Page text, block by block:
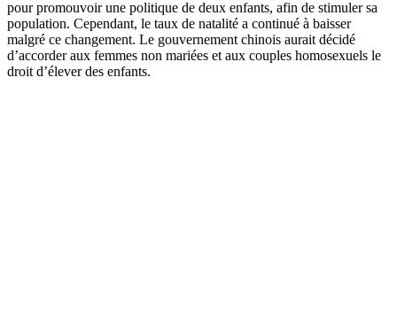
pour promouvoir une politique de deux enfants, afin de stimuler sa
population. Cependant, le taux de natalité a continué à baisser
malgré ce changement. Le gouvernement chinois aurait décidé
d’accorder aux femmes non mariées et aux couples homosexuels le
droit d’élever des enfants.